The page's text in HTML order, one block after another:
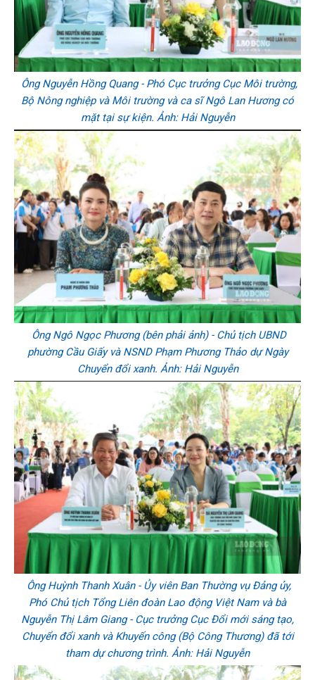
Ông Nguyễn Hồng Quang - Phó Cục trưởng Cục Môi trường,
Bộ Nông nghiệp và Môi trường và ca sĩ Ngô Lan Hương có
mặt tại sự kiện. Ảnh: Hải Nguyễn
Ông Ngô Ngọc Phương (bên phải ảnh) - Chủ tịch UBND
phường Cầu Giấy và NSND Phạm Phương Thảo dự Ngày
Chuyển đổi xanh. Ảnh: Hải Nguyễn
Ông Huỳnh Thanh Xuân - Ủy viên Ban Thường vụ Đảng ủy,
Phó Chủ tịch Tổng Liên đoàn Lao động Việt Nam và bà
Nguyễn Thị Lâm Giang - Cục trưởng Cục Đổi mới sáng tạo,
Chuyển đổi xanh và Khuyến công (Bộ Công Thương) đã tới
tham dự chương trình. Ảnh: Hải Nguyễn